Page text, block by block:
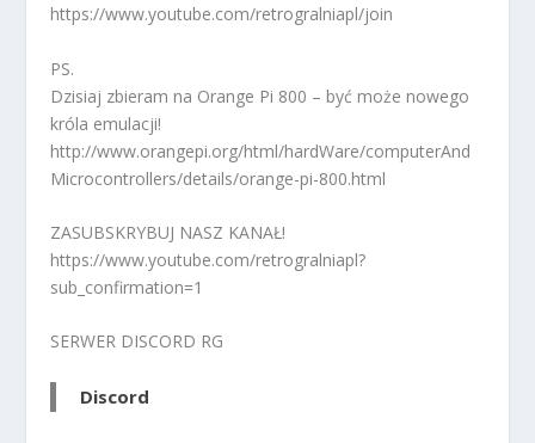
https://www.youtube.com/retrogralniapl/join
PS.
Dzisiaj zbieram na Orange Pi 800 – być może nowego
króla emulacji!
http://www.orangepi.org/html/hardWare/computerAnd
Microcontrollers/details/orange-pi-800.html
ZASUBSKRYBUJ NASZ KANAŁ!
https://www.youtube.com/retrogralniapl?
sub_confirmation=1
SERWER DISCORD RG
Discord